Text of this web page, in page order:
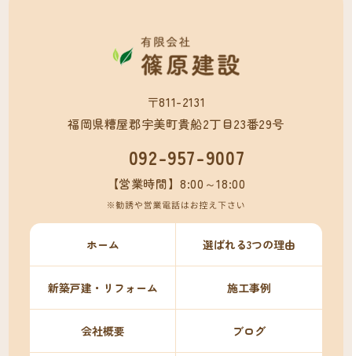
〒811-2131
福岡県糟屋郡宇美町貴船2丁目23番29号
092-957-9007
【営業時間】8:00～18:00
ホーム
施工事例
選ばれる3つの理由
会社概要
新築戸建・リフォーム
ブログ